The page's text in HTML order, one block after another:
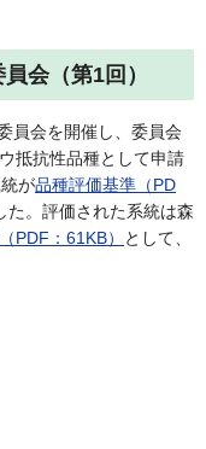
会（第1回）
員会を開催し、委員会
抵抗性品種として申請
が品種評価基準（PD
た。評価された系統は森
PDF：61KB）
として、